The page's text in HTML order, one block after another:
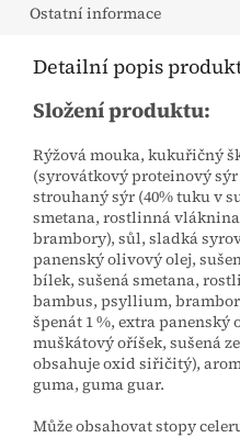
Ostatní informace
Detailní popis
Složení produktu:
Rýžová mouka, kukuřičný
(syrovátkový proteinový sýr
strouhaný sýr (40% tuku v
smetana, rostlinná
brambory), sůl, sladká
panenský olivový olej,
bílek, sušená smetana,
bambus, psyllium,
špenát 1 %, extra
muškátový oříšek, sušená
obsahuje oxid siřičitý),
guma, guma guar.
Může obsahovat stopy